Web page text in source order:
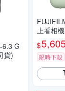
6.3 G
貨)
上看相
$
限時下殺